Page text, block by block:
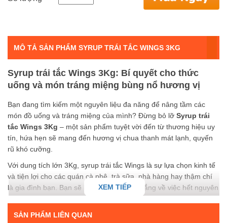
MÔ TẢ SẢN PHẨM SYRUP TRÁI TẮC WINGS 3KG
Syrup trái tắc Wings 3Kg: Bí quyết cho thức
uống và món tráng miệng bùng nổ hương vị
Bạn đang tìm kiếm một nguyên liệu đa năng để nâng tầm các
món đồ uống và tráng miệng của mình? Đừng bỏ lỡ Syrup trái
tắc Wings 3Kg – một sản phẩm tuyệt vời đến từ thương hiệu uy
tín, hứa hẹn sẽ mang đến hương vị chua thanh mát lạnh, quyến
rũ khó cưỡng.
Với dung tích lớn 3Kg, syrup trái tắc Wings là sự lựa chọn kinh tế
và tiện lợi cho các quán cà phê, trà sữa, nhà hàng hay thậm chí
là gia đình bạn. Bạn sẽ không còn phải lo lắng về việc hết nguyên
Điều gì làm nên sự đặc biệt của syrup trái tắc Wings? Đó chính là:
XEM TIẾP
SẢN PHẨM LIÊN QUAN